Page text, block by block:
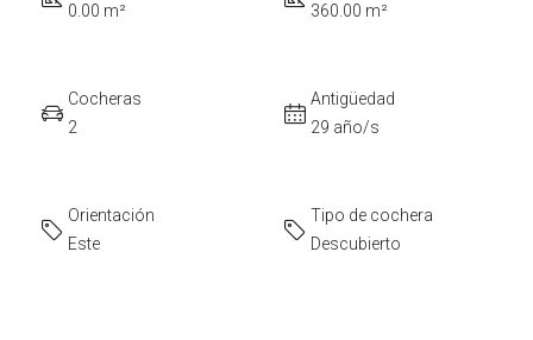
0.00 m²
360.00 m²
Cocheras
2
Antigüedad
29 año/s
Orientación
Este
Tipo de cochera
Descubierto